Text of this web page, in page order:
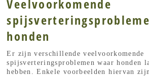
Veelvoorkomende
honden
Er zijn verschillende veelvoorkomende
spijsverteringsproblemen waar honden
hebben. Enkele voorbeelden hiervan